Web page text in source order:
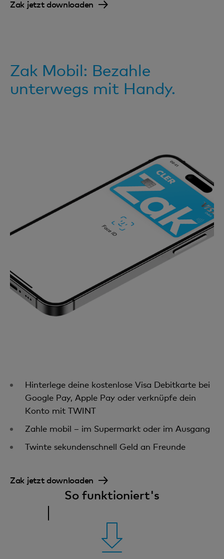
Zak jetzt downloaden
Zak Mobil: Bezahle
unterwegs mit Handy.
Hinterlege deine kostenlose Visa Debitkarte bei
Google Pay, Apple Pay oder verknüpfe dein
Konto mit TWINT
Zahle mobil – im Supermarkt oder im Ausgang
Twinte sekundenschnell Geld an Freunde
Zak jetzt downloaden
So funktioniert's